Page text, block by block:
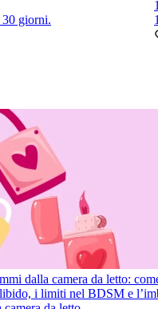
30 giorni.
dalla camera da letto:
i limiti nel BDSM e